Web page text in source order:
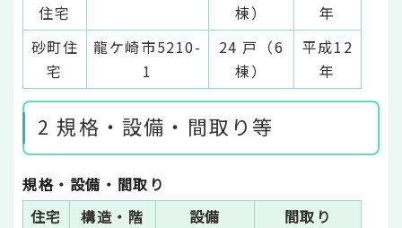
住宅
棟）
年
砂町住
宅
龍ケ崎市5210-
1
24 戸（6
棟）
平成12
年
2 規格・設備・間取り等
住宅
構造・階
設備 間取り
規格・設備・間取り